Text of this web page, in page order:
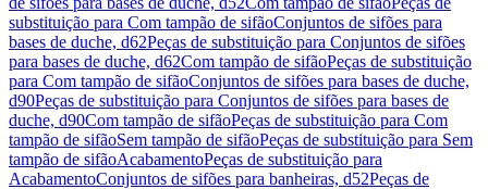
substituição para Com tampão de sifãoConjuntos de sifões para
bases de duche, d62Peças de substituição para Conjuntos de sifões
para bases de duche, d62Com tampão de sifãoPeças de substituição
para Com tampão de sifãoConjuntos de sifões para bases de duche,
d90Peças de substituição para Conjuntos de sifões para bases de
duche, d90Com tampão de sifãoPeças de substituição para Com
tampão de sifãoSem tampão de sifãoPeças de substituição para Sem
tampão de sifãoAcabamentoPeças de substituição para
AcabamentoConjuntos de sifões para banheiras, d52Peças de